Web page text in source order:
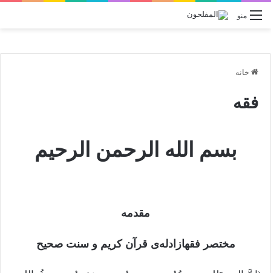
منو
خانه
فقه
بسم الله الرحمن الرحیم
مقدمه
مختصر فقهازادله‌ی قرآن کریم و سنت صحیح